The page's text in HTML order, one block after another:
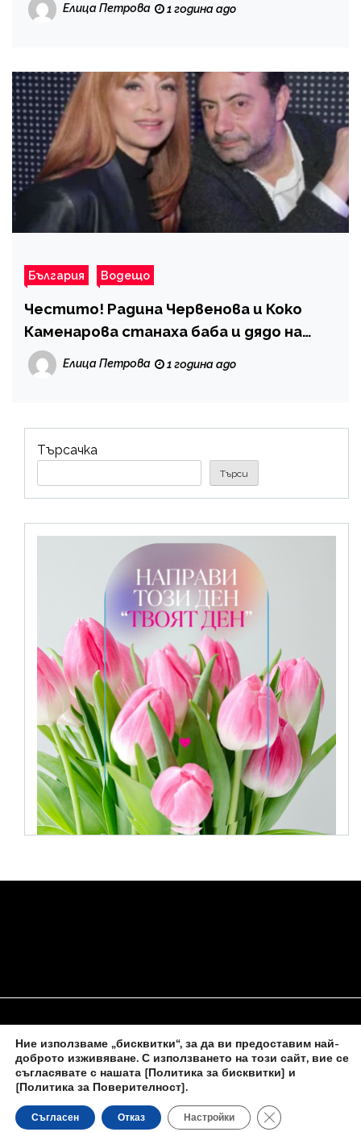
Елица Петрова 1 година ago
България Водещо
Честито! Радина Червенова и Коко
Каменарова станаха баба и дядо на
момченце!
Елица Петрова 1 година ago
Търсачка
Търси
НАЧАЛО ЗА НАС ПОЛИТИКА ЗА БИСКВИТКИ
КОНТАКТИ С НАС
Новините на novinite-dnesbg.eu
Ние използваме „бисквитки“, за да ви предоставим най-
доброто изживяване. С използването на този сайт, вие се
съгласявате с нашата [Политика за бисквитки] и
[Политика за Поверителност].
Съгласен Отказ Настройки Close GDPR